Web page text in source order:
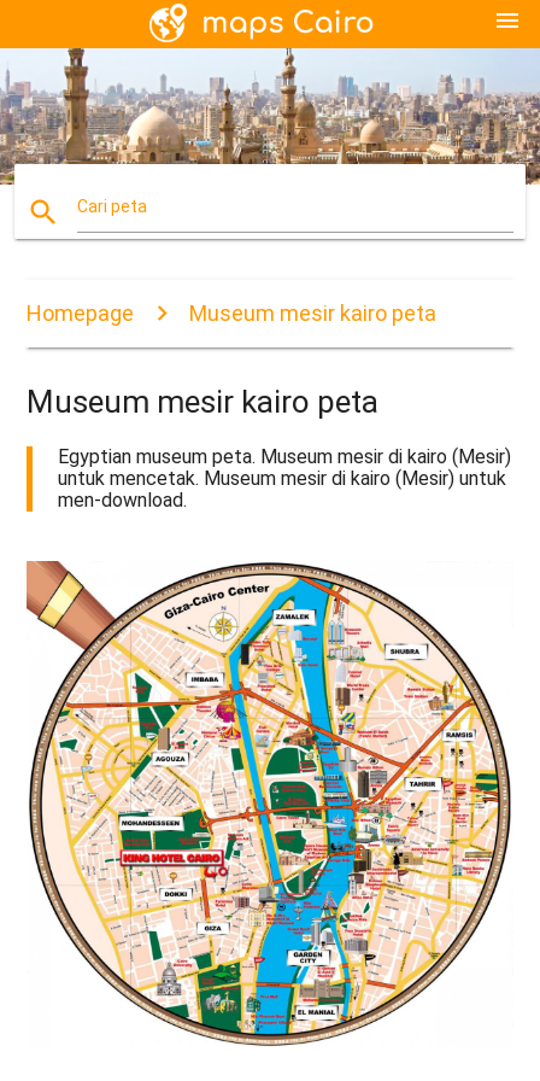
menu
search Cari peta
Homepage Museum mesir kairo peta
Museum mesir kairo peta
Egyptian museum peta. Museum mesir di kairo (Mesir)
untuk mencetak. Museum mesir di kairo (Mesir) untuk
men-download.